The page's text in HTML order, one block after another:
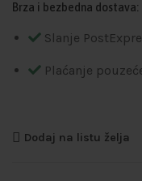
Brza i bezbedna dostava:
Slanje
Plaćanje
Dodaj na listu želja